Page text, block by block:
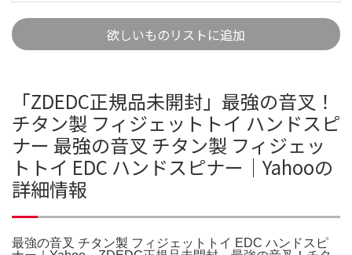
欲しいものリストに追加
「ZDEDC正規品未開封」最強の音叉！
チタン製 フィジェットトイ ハンドスピ
ナー 最強の音叉 チタン製 フィジェッ
トトイ EDC ハンドスピナー｜Yahooの
詳細情報
最強の音叉 チタン製 フィジェットトイ EDC ハンドスピ